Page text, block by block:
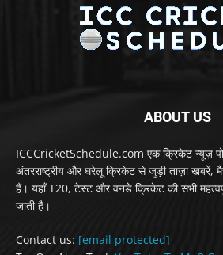
ABOUT US
ICCCricketSchedule.com एक क्रिकेट न्यूज़
अंतरराष्ट्रीय और घरेलू क्रिकेट से जुड़ी ताज़ा
हैं। यहाँ T20, टेस्ट और वनडे क्रिकेट की सभी
जाती है।
Contact us: [email protected]